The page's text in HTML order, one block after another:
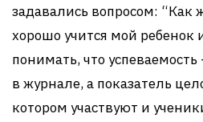
задавались вопросом: “Как
хорошо учится мой ребенок
понимать, что
в журнале, а показатель
котором участвуют и